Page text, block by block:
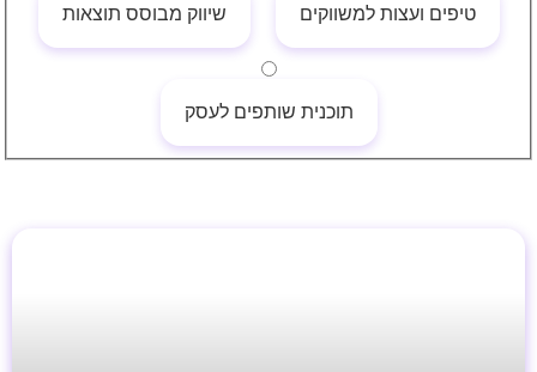
טיפים ועצות למשווקים שיווק מבוסס תוצאות
תוכנית שותפים לעסק